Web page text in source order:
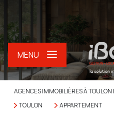
MENU
AGENCES IMMOBILIÈRES À TOULON
TOULON
APPARTEMENT